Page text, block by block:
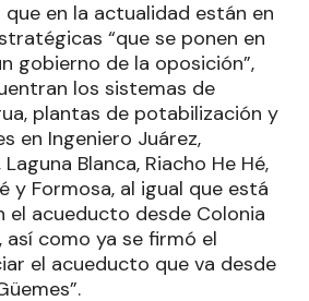
en la actualidad están en
“que se ponen en
gobierno de la oposición”,
los sistemas de
plantas de potabilización y
en Ingeniero Juárez,
Blanca, Riacho He Hé,
y Formosa, al igual que está
el acueducto desde Colonia
así como ya se firmó el
el acueducto que va desde